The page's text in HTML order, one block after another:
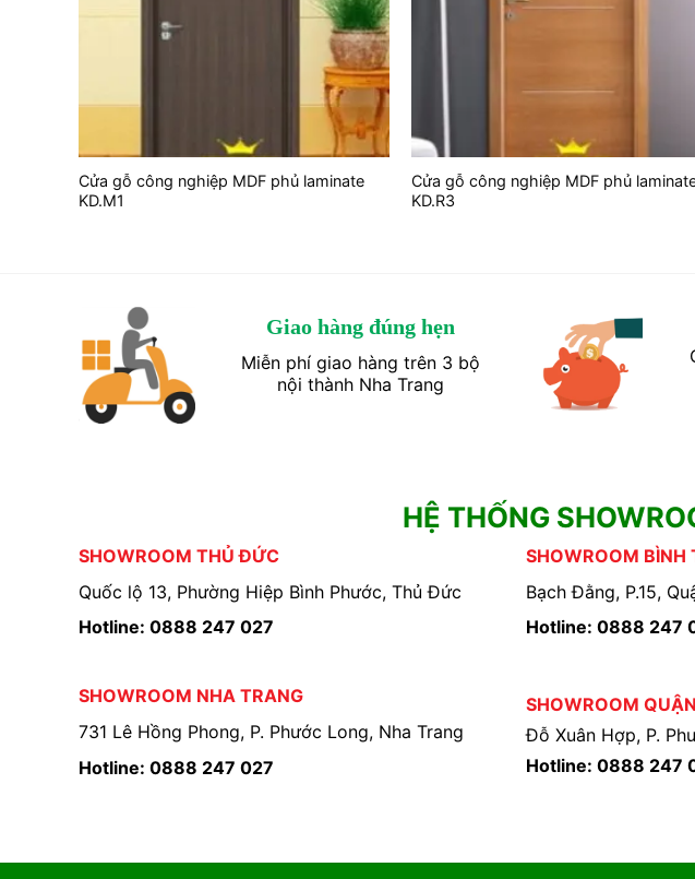
Cửa gỗ công nghiệp MDF phủ laminate
KD.M1
Cửa gỗ công nghiệp MDF phủ
KD.R3
Giao hàng đúng hẹn
Miễn phí giao hàng trên 3 bộ
nội thành Nha Trang
HỆ THỐNG
SHOWROOM THỦ ĐỨC
Quốc lộ 13, Phường Hiệp Bình Phước, Thủ Đức
Hotline: 0888 247 027
SHOWROOM BÌNH
Bạch Đằng, P.15,
Hotline: 0888 247
SHOWROOM NHA TRANG
731 Lê Hồng Phong, P. Phước Long, Nha Trang
Hotline: 0888 247 027
SHOWROOM
Đỗ Xuân Hợp, P.
Hotline: 0888 247